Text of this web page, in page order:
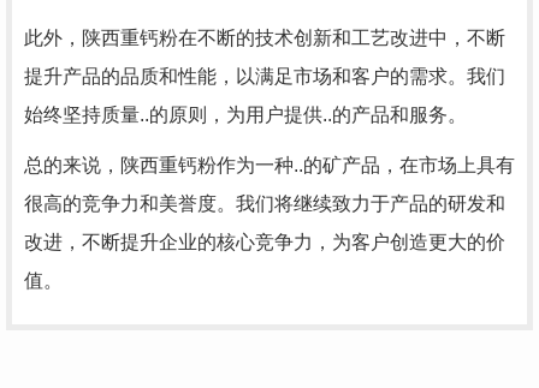
此外，陕西重钙粉在不断的技术创新和工艺改进中，不断
提升产品的品质和性能，以满足市场和客户的需求。我们
始终坚持质量..的原则，为用户提供..的产品和服务。
总的来说，陕西重钙粉作为一种..的矿产品，在市场上具有
很高的竞争力和美誉度。我们将继续致力于产品的研发和
改进，不断提升企业的核心竞争力，为客户创造更大的价
值。